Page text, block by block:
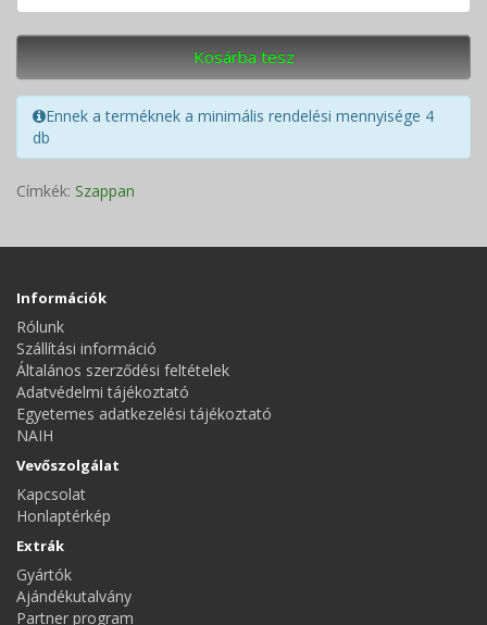
Kosárba tesz
Ennek a terméknek a minimális rendelési mennyisége 4
db
Címkék: Szappan
Információk
Rólunk
Szállítási információ
Általános szerződési feltételek
Adatvédelmi tájékoztató
Egyetemes adatkezelési tájékoztató
NAIH
Vevőszolgálat
Kapcsolat
Honlaptérkép
Extrák
Gyártók
Ajándékutalvány
Partner program